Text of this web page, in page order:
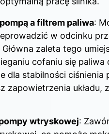
a filtrem paliwa:
w odcinku
zaleta tego
cofaniu się paliwa
dla stabilności ciśnienia
zapowietrzenia układu,
wtryskowej: